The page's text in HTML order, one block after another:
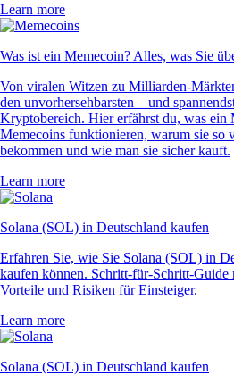
Learn more
Was ist ein Memecoin? Alles, was Sie
Von viralen Witzen zu Milliarden-
den unvorhersehbarsten – und
Kryptobereich. Hier erfährst du, was ein
Memecoins funktionieren, warum sie so
bekommen und wie man sie sicher kauft.
Learn more
Solana (SOL) in Deutschland kaufen
Erfahren Sie, wie Sie Solana (SOL) in
kaufen können. Schritt-für-Schritt-
Vorteile und Risiken für Einsteiger.
Learn more
Solana (SOL) in Deutschland kaufen